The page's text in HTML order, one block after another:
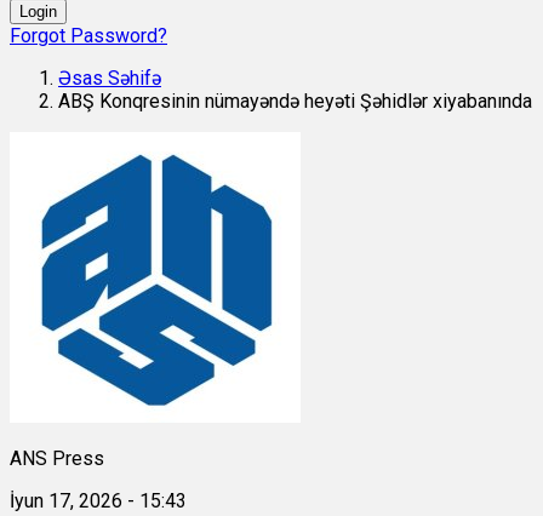
Login
Forgot Password?
Əsas Səhifə
ABŞ Konqresinin nümayəndə heyəti Şəhidlər xiyabanında
ANS Press
İyun 17, 2026 - 15:43